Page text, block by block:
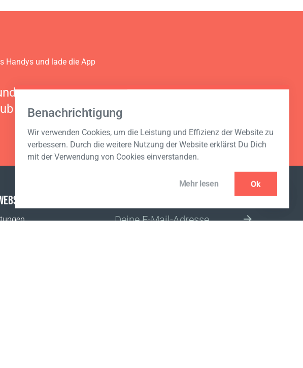
Benachrichtigung
Wir verwenden Cookies, um die Leistung und Effizienz der Website zu
verbessern. Durch die weitere Nutzung der Website erklärst Du Dich
mit der Verwendung von Cookies einverstanden.
Mehr lesen Ok
Handys und lade die App
verwalte Dein
App